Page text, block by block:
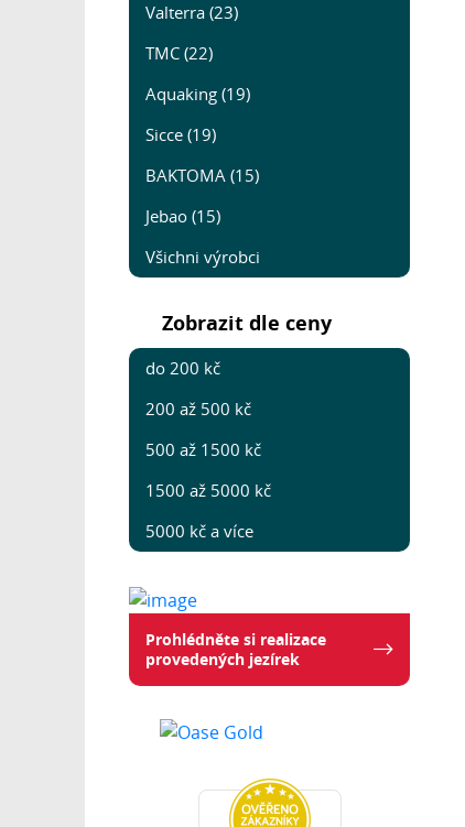
Valterra (23)
TMC (22)
Aquaking (19)
Sicce (19)
BAKTOMA (15)
Jebao (15)
Všichni výrobci
Zobrazit dle ceny
do 200 kč
200 až 500 kč
500 až 1500 kč
1500 až 5000 kč
5000 kč a více
Prohlédněte si realizace
provedených jezírek